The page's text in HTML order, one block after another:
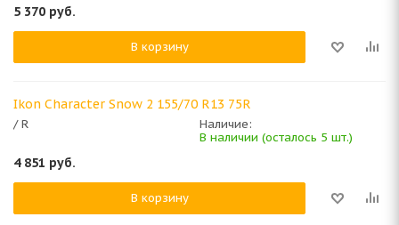
5 370 руб.
В корзину
Ikon Character Snow 2 155/70 R13 75R
/ R
Наличие:
В наличии (осталось 5 шт.)
4 851 руб.
В корзину